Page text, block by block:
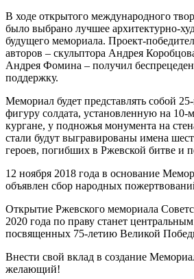
В ходе открытого международного
было выбрано лучшее архитектурно-
будущего мемориала. Проект-
авторов – скульптора Андрея
Андрея Фомина – получил
поддержку.
Мемориал будет представлять собой
фигуру солдата, установленную на
кургане, у подножья монумента на
стали будут выгравированы имена
героев, погибших в Ржевской битве и
12 ноября 2018 года в основание
объявлен сбор народных
Открытие Ржевского мемориала
2020 года по праву станет
посвященных 75-летию Великой
Внести свой вклад в создание
желающий!